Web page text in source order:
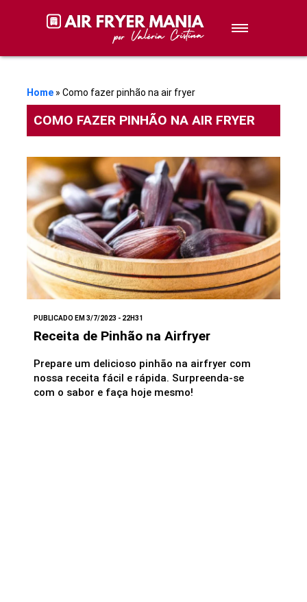
Sobremesas
Lanches
Stories de Receitas
Receitas
Home » Como fazer pinhão na air fryer
COMO FAZER PINHÃO NA AIR FRYER
PUBLICADO EM 3/7/2023 - 22H31
Receita de Pinhão na Airfryer
Prepare um delicioso pinhão na airfryer com
nossa receita fácil e rápida. Surpreenda-se
com o sabor e faça hoje mesmo!